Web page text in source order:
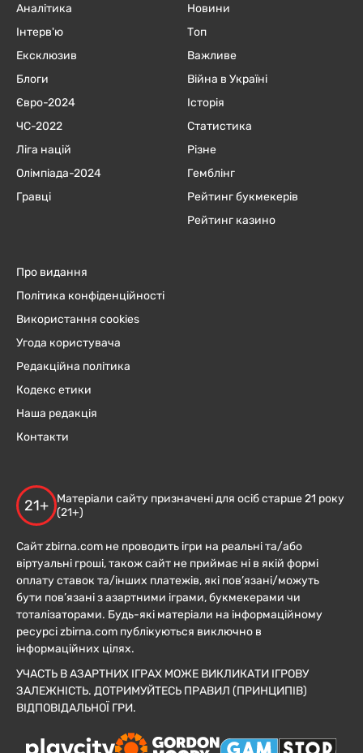
Аналітика
Інтерв'ю
Ексклюзив
Блоги
Євро-2024
ЧC-2022
Ліга націй
Олімпіада-2024
Гравці
Новини
Топ
Важливе
Війна в Україні
Історія
Статистика
Різне
Гемблінг
Рейтинг букмекерів
Рейтинг казино
Про видання
Політика конфіденційності
Використання cookies
Угода користувача
Редакційна політика
Кодекс етики
Наша редакція
Контакти
21+
Матеріали сайту призначені для осіб старше 21 року
(21+)
Сайт zbirna.com не проводить ігри на реальні та/або
віртуальні гроші, також сайт не приймає ні в якій формі
оплату ставок та/інших платежів, які пов’язані/можуть
бути пов’язані з азартними іграми, букмекерами чи
тоталізаторами. Будь-які матеріали на інформаційному
ресурсі zbirna.com публікуються виключно в
інформаційних цілях.
УЧАСТЬ В АЗАРТНИХ ІГРАХ МОЖЕ ВИКЛИКАТИ ІГРОВУ
ЗАЛЕЖНІСТЬ. ДОТРИМУЙТЕСЬ ПРАВИЛ (ПРИНЦИПІВ)
ВІДПОВІДАЛЬНОЇ ГРИ.